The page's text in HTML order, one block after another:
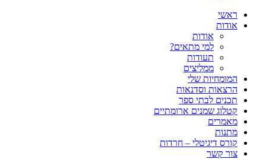
ראשי
אודות
אודות
למי מתאים?
תעודות
ממליצים
המומחיות שלי
הרצאות וסדנאות
תכנים לבתי ספר
קטלוג שמנים ארומתיים
מאמרים
מתנות
קורס דיגיטלי – חרדות
צור קשר